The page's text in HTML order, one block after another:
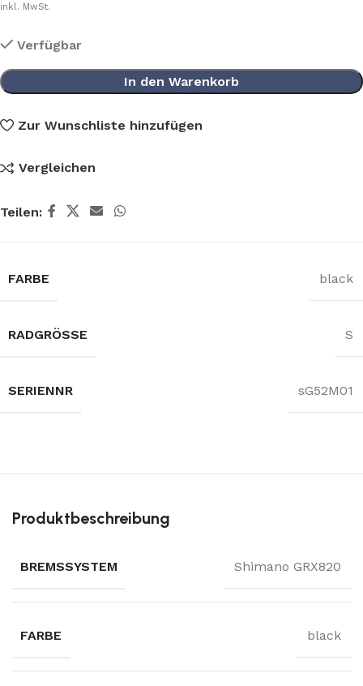
inkl. MwSt.
Verfügbar
In den Warenkorb
Zur Wunschliste hinzufügen
Vergleichen
Teilen:
FARBE black
RADGRÖSSE S
SERIENNR sG52M01
Produktbeschreibung
BREMSSYSTEM Shimano GRX820
FARBE black